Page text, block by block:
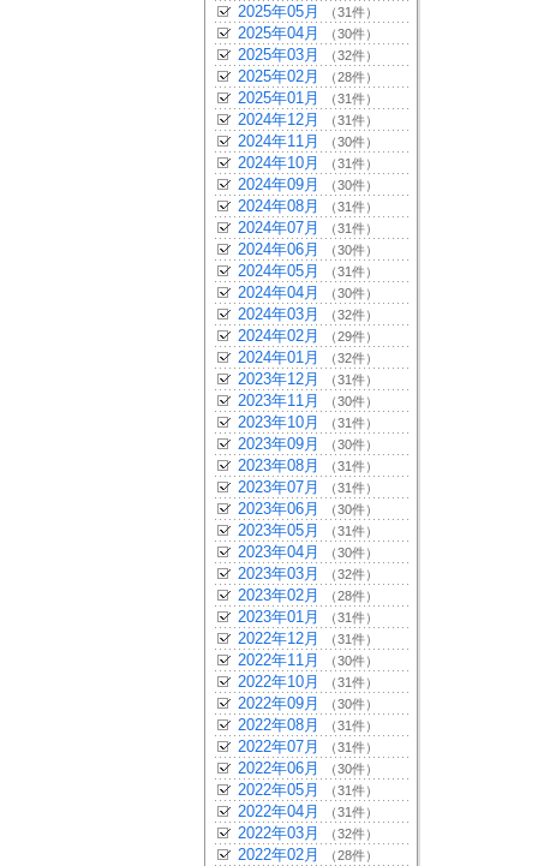
2025年05月 （31件）
2025年04月 （30件）
2025年03月 （32件）
2025年02月 （28件）
2025年01月 （31件）
2024年12月 （31件）
2024年11月 （30件）
2024年10月 （31件）
2024年09月 （30件）
2024年08月 （31件）
2024年07月 （31件）
2024年06月 （30件）
2024年05月 （31件）
2024年04月 （30件）
2024年03月 （32件）
2024年02月 （29件）
2024年01月 （32件）
2023年12月 （31件）
2023年11月 （30件）
2023年10月 （31件）
2023年09月 （30件）
2023年08月 （31件）
2023年07月 （31件）
2023年06月 （30件）
2023年05月 （31件）
2023年04月 （30件）
2023年03月 （32件）
2023年02月 （28件）
2023年01月 （31件）
2022年12月 （31件）
2022年11月 （30件）
2022年10月 （31件）
2022年09月 （30件）
2022年08月 （31件）
2022年07月 （31件）
2022年06月 （30件）
2022年05月 （31件）
2022年04月 （31件）
2022年03月 （32件）
2022年02月 （28件）